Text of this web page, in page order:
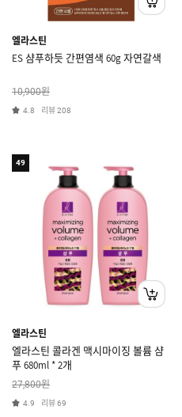
엘라스틴
ES 샴푸하듯 간편염색 60g 자연갈색
10,900원
4.8 리뷰208
49
엘라스틴
엘라스틴 콜라겐 맥시마이징 볼륨 샴
푸 680ml * 2개
27,800원
4.9 리뷰69